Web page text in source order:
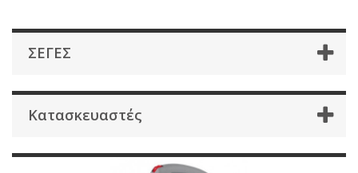
ΣΕΓΕΣ
Κατασκευαστές